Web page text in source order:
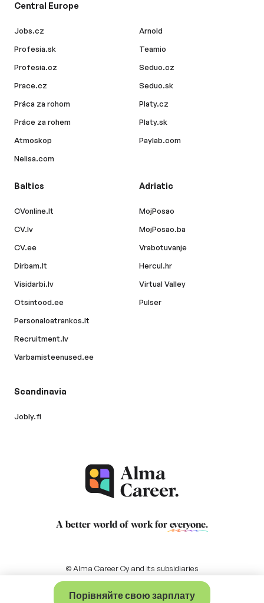
Порівняйте свою зарплату
Central Europe
Jobs.cz
Profesia.sk
Profesia.cz
Prace.cz
Práca za rohom
Práce za rohem
Atmoskop
Nelisa.com
Arnold
Teamio
Seduo.cz
Seduo.sk
Platy.cz
Platy.sk
Paylab.com
Baltics
CVonline.lt
CV.lv
CV.ee
Dirbam.lt
Visidarbi.lv
Otsintood.ee
Personaloatrankos.lt
Recruitment.lv
Varbamisteenused.ee
Adriatic
MojPosao
MojPosao.ba
Vrabotuvanje
Hercul.hr
Virtual Valley
Pulser
Scandinavia
Jobly.fi
A better world of work for everyone.
© Alma Career Oy and its subsidiaries